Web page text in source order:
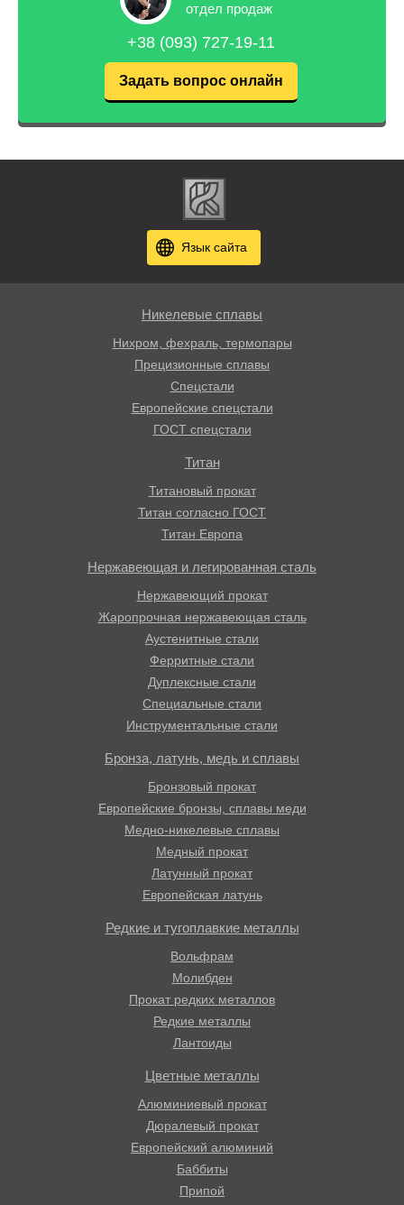
отдел продаж
+38 (093) 727-19-11
Задать вопрос онлайн
Язык сайта
Никелевые сплавы
Нихром, фехраль, термопары
Прецизионные сплавы
Спецстали
Европейские спецстали
ГОСТ спецстали
Титан
Титановый прокат
Титан согласно ГОСТ
Титан Европа
Нержавеющая и легированная сталь
Нержавеющий прокат
Жаропрочная нержавеющая сталь
Аустенитные стали
Ферритные стали
Дуплексные стали
Специальные стали
Инструментальные стали
Бронза, латунь, медь и сплавы
Бронзовый прокат
Европейские бронзы, сплавы меди
Медно-никелевые сплавы
Медный прокат
Латунный прокат
Европейская латунь
Редкие и тугоплавкие металлы
Вольфрам
Молибден
Прокат редких металлов
Редкие металлы
Лантоиды
Цветные металлы
Алюминиевый прокат
Дюралевый прокат
Европейский алюминий
Баббиты
Припой